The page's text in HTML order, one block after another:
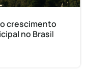
crescimento
no Brasil